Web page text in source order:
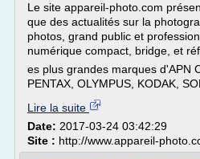
Le site appareil-photo.com
que des actualités sur la
photos, grand public et
numérique compact, bridge, et
es plus grandes marques d'APN
PENTAX, OLYMPUS, KODAK,
Lire la suite
Date: 2017-03-24 03:42:29
Site : http://www.appareil-